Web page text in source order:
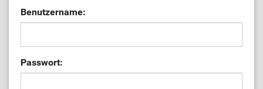
Benutzername:
Passwort: